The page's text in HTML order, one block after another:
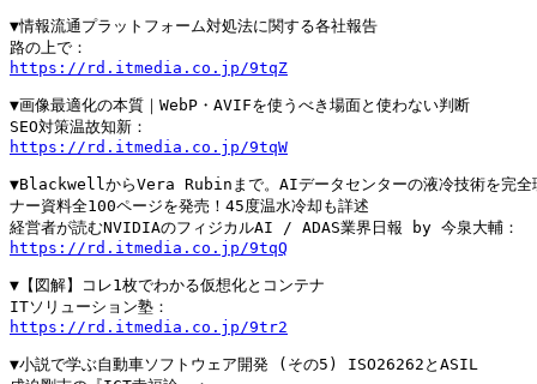
▼情報流通プラットフォーム対処法に関する各社報告
https://rd.itmedia.co.jp/9tqZ
▼画像最適化の本質｜WebP・AVIFを使うべき場面と使わない判断
https://rd.itmedia.co.jp/9tqW
▼BlackwellからVera Rubinまで。AIデータセンターの液冷技術を完全
ナー資料全100ページを発売！45度温水冷却も詳述
https://rd.itmedia.co.jp/9tqQ
▼【図解】コレ1枚でわかる仮想化とコンテナ
https://rd.itmedia.co.jp/9tr2
▼小説で学ぶ自動車ソフトウェア開発 (その5) ISO26262とASIL